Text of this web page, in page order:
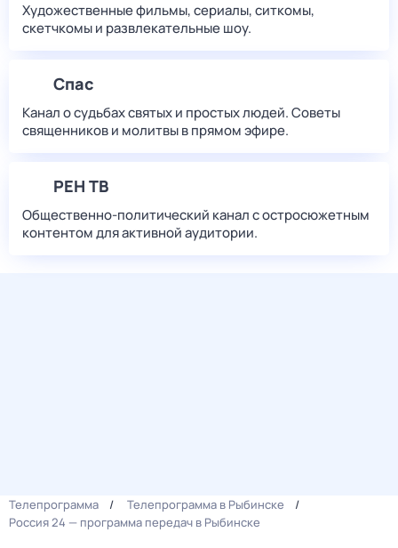
Художественные фильмы, сериалы, ситкомы,
скетчкомы и развлекательные шоу.
Спас
Канал о судьбах святых и простых людей. Советы
священников и молитвы в прямом эфире.
РЕН ТВ
Общественно-политический канал с остросюжетным
контентом для активной аудитории.
Телепрограмма
Телепрограмма в Рыбинске
Россия 24 — программа передач в Рыбинске